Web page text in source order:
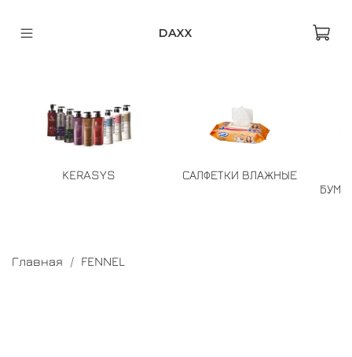
DAXX
KERASYS
САЛФЕТКИ ВЛАЖНЫЕ
Главная FENNEL